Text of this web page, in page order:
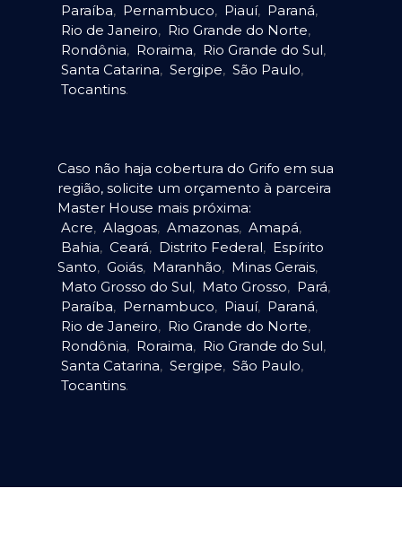
Paraíba, Pernambuco, Piauí, Paraná,
Rio de Janeiro, Rio Grande do Norte,
Rondônia, Roraima, Rio Grande do Sul,
Santa Catarina, Sergipe, São Paulo,
Tocantins.
Caso não haja cobertura do Grifo em sua
região, solicite um orçamento à parceira
Master House mais próxima:
Acre, Alagoas, Amazonas, Amapá,
Bahia, Ceará, Distrito Federal, Espírito
Santo, Goiás, Maranhão, Minas Gerais,
Mato Grosso do Sul, Mato Grosso, Pará,
Paraíba, Pernambuco, Piauí, Paraná,
Rio de Janeiro, Rio Grande do Norte,
Rondônia, Roraima, Rio Grande do Sul,
Santa Catarina, Sergipe, São Paulo,
Tocantins.